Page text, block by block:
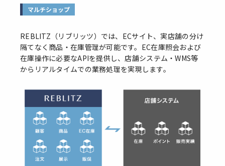
マルチショップ
REBLITZ（リブリッツ）では、ECサイト、実店舗の分け
隔てなく商品・在庫管理が可能です。EC在庫照会および
在庫操作に必要なAPIを提供し、店舗システム・WMS等
からリアルタイムでの業務処理を実現します。